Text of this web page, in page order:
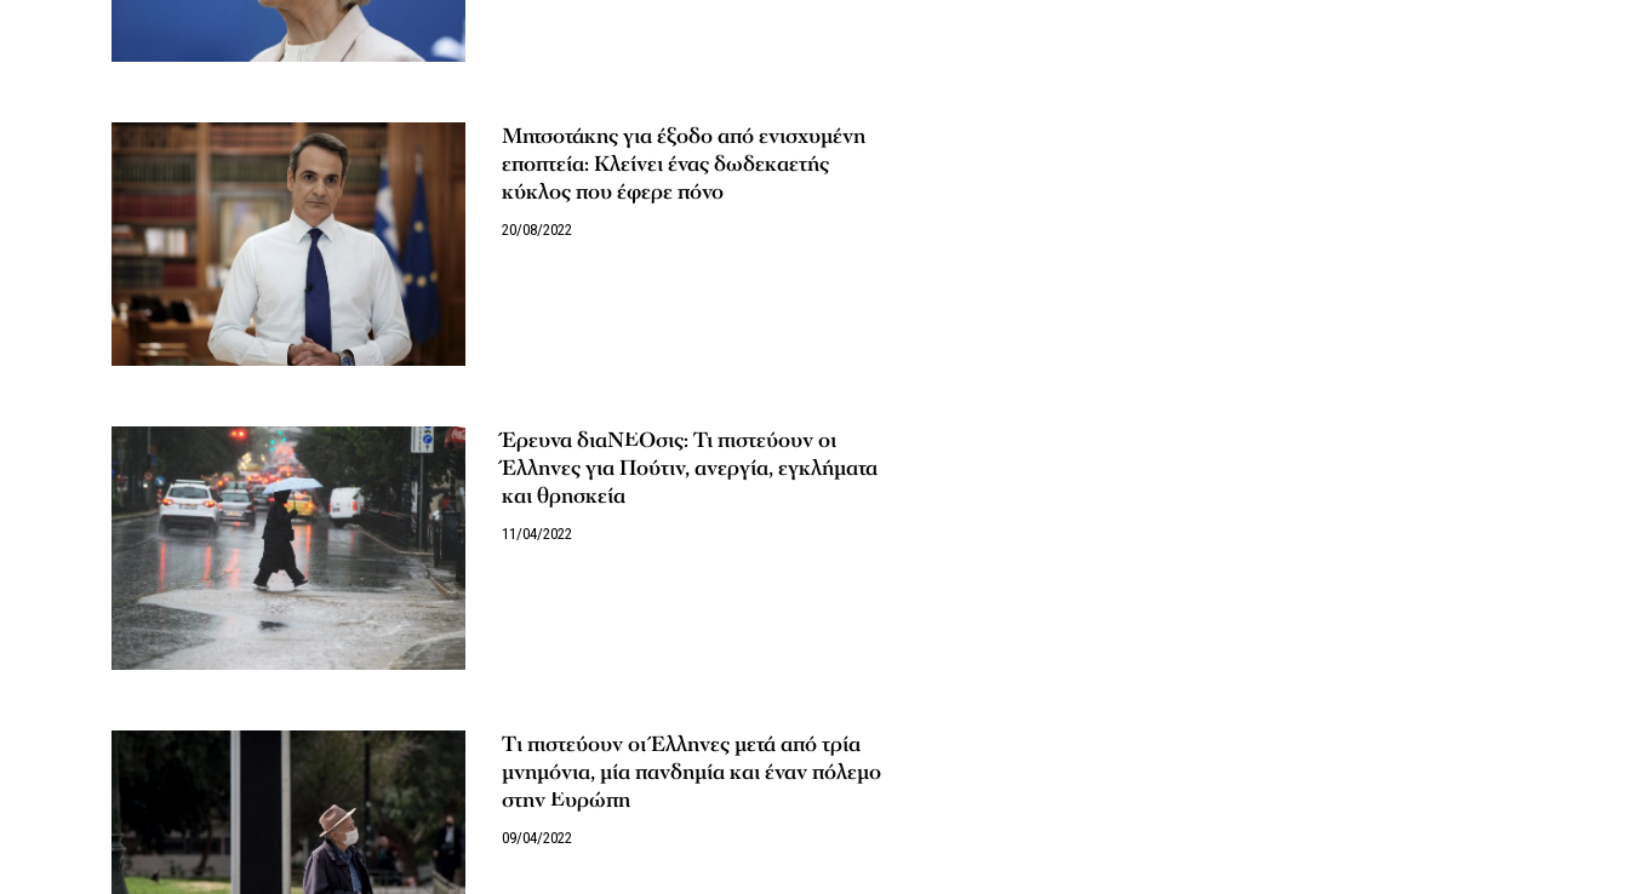
Μητσοτάκης για έξοδο από ενισχυμένη
εποπτεία: Κλείνει ένας δωδεκαετής
κύκλος που έφερε πόνο
20/08/2022
Έρευνα διαΝΕΟσις: Τι πιστεύουν οι
Έλληνες για Πούτιν, ανεργία, εγκλήματα
και θρησκεία
11/04/2022
Tι πιστεύουν οι Έλληνες μετά από τρία
μνημόνια, μία πανδημία και έναν πόλεμο
στην Ευρώπη
09/04/2022